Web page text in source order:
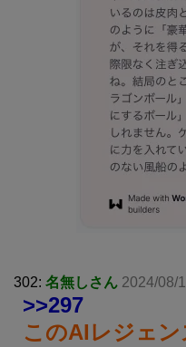
302: 名無しさん 2024/08/
>>297
このAIレジェ